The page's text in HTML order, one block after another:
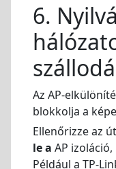
6.
Az AP-
blokkolja a
Ellenőrizze az
le a AP
Például a TP-